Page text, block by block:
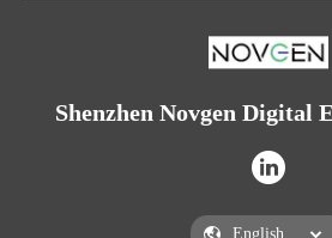
Shenzhen Novgen Digital